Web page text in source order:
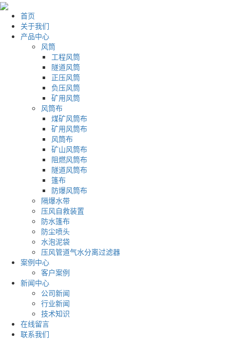
首页
关于我们
产品中心
风筒
工程风筒
隧道风筒
正压风筒
负压风筒
矿用风筒
风筒布
煤矿风筒布
矿用风筒布
风筒布
矿山风筒布
阻燃风筒布
隧道风筒布
篷布
防爆风筒布
隔爆水带
压风自救装置
防水篷布
防尘喷头
水泡泥袋
压风管道气水分离过滤器
案例中心
客户案例
新闻中心
公司新闻
行业新闻
技术知识
在线留言
联系我们